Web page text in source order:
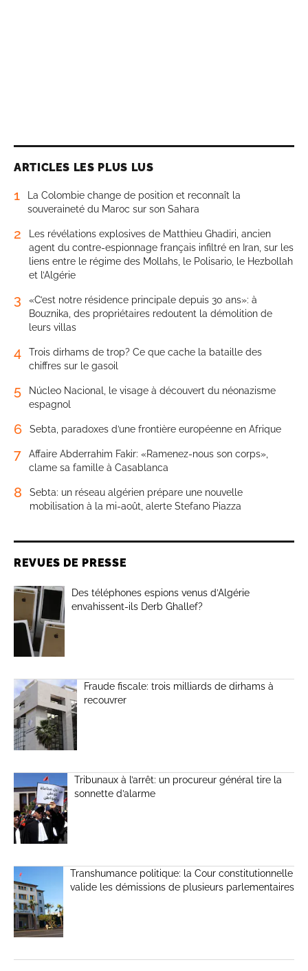
ARTICLES LES PLUS LUS
1
La Colombie change de position et reconnaît la
souveraineté du Maroc sur son Sahara
2
Les révélations explosives de Matthieu Ghadiri, ancien
agent du contre-espionnage français infiltré en Iran, sur les
liens entre le régime des Mollahs, le Polisario, le Hezbollah
et l’Algérie
3
«C’est notre résidence principale depuis 30 ans»: à
Bouznika, des propriétaires redoutent la démolition de
leurs villas
4
Trois dirhams de trop? Ce que cache la bataille des
chiffres sur le gasoil
5
Núcleo Nacional, le visage à découvert du néonazisme
espagnol
6 Sebta, paradoxes d’une frontière européenne en Afrique
7
Affaire Abderrahim Fakir: «Ramenez-nous son corps»,
clame sa famille à Casablanca
8
Sebta: un réseau algérien prépare une nouvelle
mobilisation à la mi-août, alerte Stefano Piazza
REVUES DE PRESSE
Des téléphones espions venus d’Algérie
envahissent-ils Derb Ghallef?
Fraude fiscale: trois milliards de dirhams à
recouvrer
Tribunaux à l’arrêt: un procureur général tire la
sonnette d’alarme
Transhumance politique: la Cour constitutionnelle
valide les démissions de plusieurs parlementaires